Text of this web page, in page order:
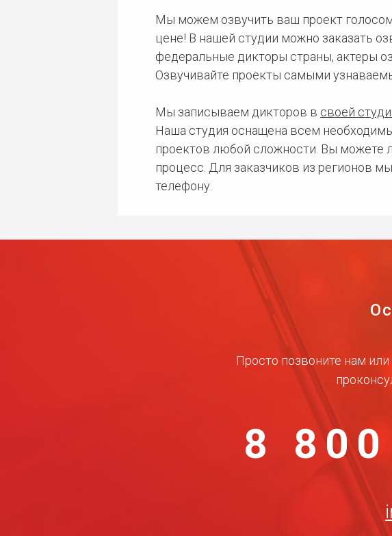
Мы можем озвучить ваш проект
цене! В нашей студии можно заказать
федеральные дикторы страны, актеры
Озвучивайте проекты самыми
Мы записываем дикторов в своей
Наша студия оснащена всем
проектов любой сложности. Вы можете
процесс. Для заказчиков из регионов
телефону.
Просто позвоните нам
8